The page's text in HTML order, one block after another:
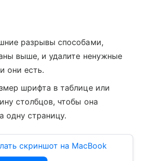
разрывы способами,
выше, и удалите ненужные
они есть.
шрифта в таблице или
столбцов, чтобы она
одну страницу.
скриншот на MacBook